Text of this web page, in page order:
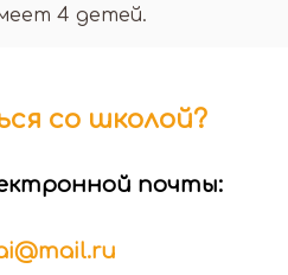
4 детей.
со школой?
почты: